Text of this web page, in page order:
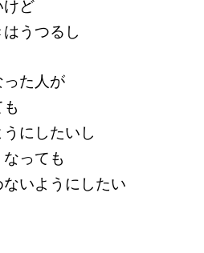
けど
うつるし
った人が
にしたいし
っても
ないようにしたい